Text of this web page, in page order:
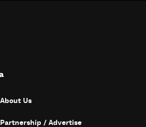
About Us
Partnership / Advertise